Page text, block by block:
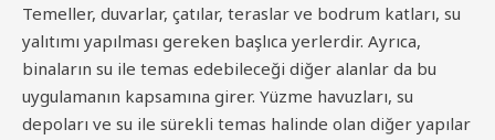
Temeller, duvarlar, çatılar, teraslar ve bodrum katları, su
yalıtımı yapılması gereken başlıca yerlerdir. Ayrıca,
binaların su ile temas edebileceği diğer alanlar da bu
uygulamanın kapsamına girer. Yüzme havuzları, su
depoları ve su ile sürekli temas halinde olan diğer yapılar